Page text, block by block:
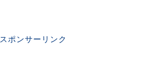
スポンサーリンク